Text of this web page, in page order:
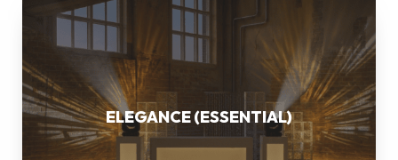
ELEGANCE (ESSENTIAL)
ELEGANCE